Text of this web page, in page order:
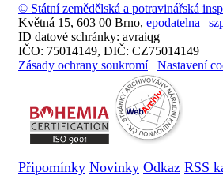
© Státní zemědělská a potravinářská
Květná 15, 603 00 Brno, epodatelna
ID datové schránky: avraiqg
IČO: 75014149, DIČ: CZ75014149
Zásady ochrany soukromí
Nastavení
Připomínky Novinky Odkaz RSS